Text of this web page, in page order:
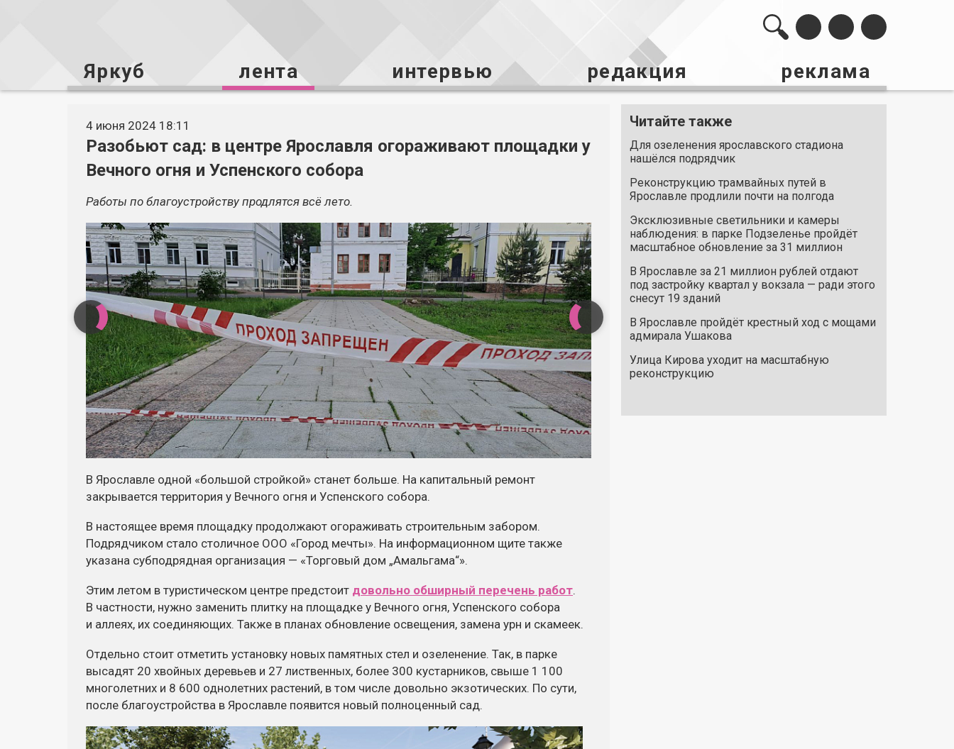
Яркуб лента интервью редакция реклама
4 июня 2024 18:11
Разобьют сад: в центре Ярославля огораживают площадки у
Вечного огня и Успенского собора
Работы по благоустройству продлятся всё лето.
В Ярославле одной «большой стройкой» станет больше. На капитальный ремонт
закрывается территория у Вечного огня и Успенского собора.
В настоящее время площадку продолжают огораживать строительным забором.
Подрядчиком стало столичное ООО «Город мечты». На информационном щите также
указана субподрядная организация — «Торговый дом „Амальгама“».
Этим летом в туристическом центре предстоит довольно обширный перечень работ.
В частности, нужно заменить плитку на площадке у Вечного огня, Успенского собора
и аллеях, их соединяющих. Также в планах обновление освещения, замена урн и скамеек.
Отдельно стоит отметить установку новых памятных стел и озеленение. Так, в парке
высадят 20 хвойных деревьев и 27 лиственных, более 300 кустарников, свыше 1 100
многолетних и 8 600 однолетних растений, в том числе довольно экзотических. По сути,
после благоустройства в Ярославле появится новый полноценный сад.
Читайте также
Для озеленения ярославского стадиона
нашёлся подрядчик
Реконструкцию трамвайных путей в
Ярославле продлили почти на полгода
Эксклюзивные светильники и камеры
наблюдения: в парке Подзеленье пройдёт
масштабное обновление за 31 миллион
В Ярославле за 21 миллион рублей отдают
под застройку квартал у вокзала — ради этого
снесут 19 зданий
В Ярославле пройдёт крестный ход с мощами
адмирала Ушакова
Улица Кирова уходит на масштабную
реконструкцию